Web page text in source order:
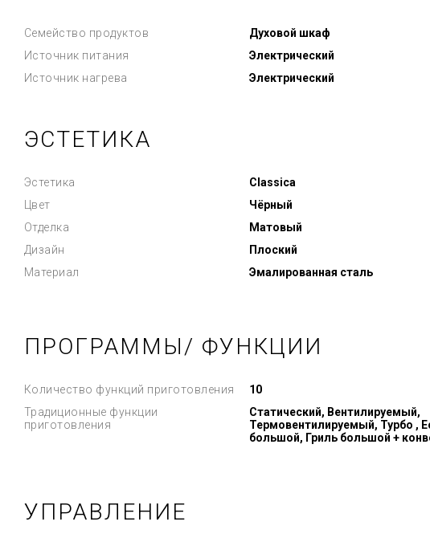
Семейство продуктов
Духовой шкаф
Источник питания
Электрический
Источник нагрева
Электрический
ЭСТЕТИКА
Эстетика
Classica
Цвет
Чёрный
Отделка
Матовый
Дизайн
Плоский
Материал
Эмалированная сталь
ПРОГРАММЫ/ ФУНКЦИИ
Количество функций приготовления
10
Традиционные функции
приготовления
Статический, Вентилируемый,
Термовентилируемый, Турбо ,
большой, Гриль большой +
УПРАВЛЕНИЕ